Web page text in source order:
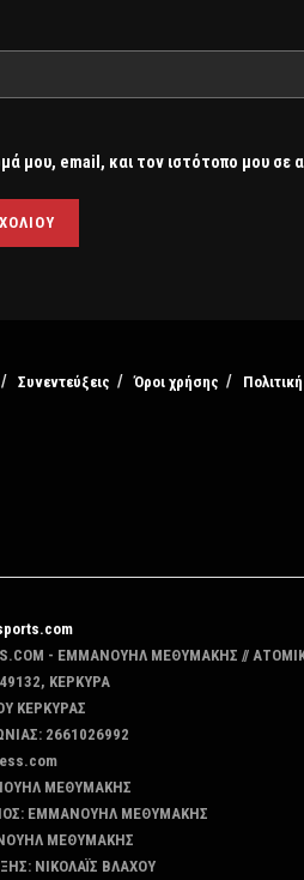
μου, email, και τον ιστότοπο μου σε
Συνεντεύξεις Όροι χρήσης
- ΕΜΜΑΝΟΥΗΛ ΜΕΘΥΜΑΚΗΣ //
ΚΕΡΚΥΡΑ
ΚΕΡΚΥΡΑΣ
2661026992
ΜΕΘΥΜΑΚΗΣ
EMMANOYΗΛ ΜΕΘΥΜΑΚΗΣ
ΜΕΘΥΜΑΚΗΣ
ΝΙΚΟΛΑΪΣ ΒΛΑΧΟΥ